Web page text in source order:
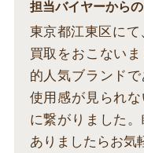
担当バイヤーから
東京都江東区に
買取をおこない
的人気ブランド
使用感が見られ
に繋がりました
ありましたらお気